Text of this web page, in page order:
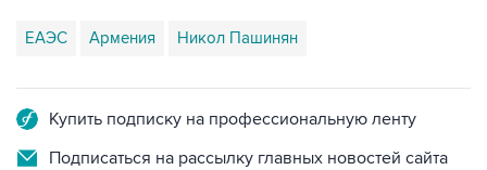
ЕАЭС Армения Никол Пашинян
Купить подписку на профессиональную ленту
Подписаться на рассылку главных новостей сайта